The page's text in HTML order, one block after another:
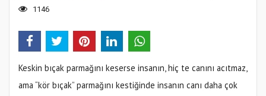
1146
Keskin bıçak parmağını keserse insanın, hiç te canını acıtmaz,
ama “kör bıçak” parmağını kestiğinde insanın canı daha çok